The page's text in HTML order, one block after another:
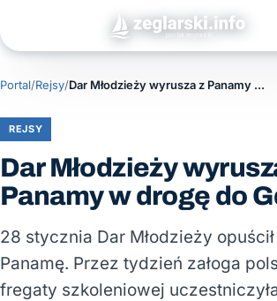
Portal/Rejsy/ Dar Młodzieży wyrusza z Panamy w drogę do Gdyni
REJSY
Dar Młodzieży
Panamy w drogę do
28 stycznia Dar Młodzieży
Panamę. Przez tydzień załoga
fregaty szkoleniowej